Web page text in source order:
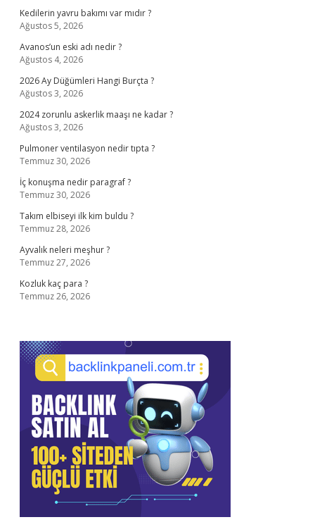
Kedilerin yavru bakımı var mıdır ?
Ağustos 5, 2026
Avanos’un eski adı nedir ?
Ağustos 4, 2026
2026 Ay Düğümleri Hangi Burçta ?
Ağustos 3, 2026
2024 zorunlu askerlik maaşı ne kadar ?
Ağustos 3, 2026
Pulmoner ventilasyon nedir tıpta ?
Temmuz 30, 2026
İç konuşma nedir paragraf ?
Temmuz 30, 2026
Takım elbiseyi ilk kim buldu ?
Temmuz 28, 2026
Ayvalık neleri meşhur ?
Temmuz 27, 2026
Kozluk kaç para ?
Temmuz 26, 2026